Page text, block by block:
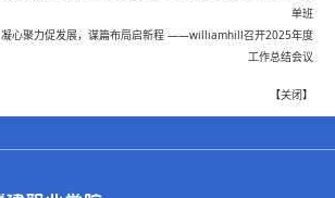
单班
凝心聚力促发展，谋篇布局启新程 ——williamhill召开2025年度
工作总结会议
【关闭】